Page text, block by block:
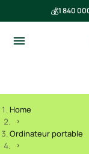
💰1 840
Home
Ordinateur portable